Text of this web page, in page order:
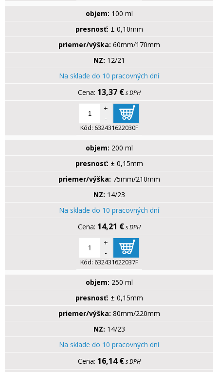
objem: 100 ml
presnosť: ± 0,10mm
priemer/výška: 60mm/170mm
NZ: 12/21
Na sklade do 10 pracovných dní
13,37 € s DPH
+
-
Kód: 632431622030F
objem: 200 ml
presnosť: ± 0,15mm
priemer/výška: 75mm/210mm
NZ: 14/23
Na sklade do 10 pracovných dní
14,21 € s DPH
+
-
Kód: 632431622037F
objem: 250 ml
presnosť: ± 0,15mm
priemer/výška: 80mm/220mm
NZ: 14/23
Na sklade do 10 pracovných dní
16,14 € s DPH